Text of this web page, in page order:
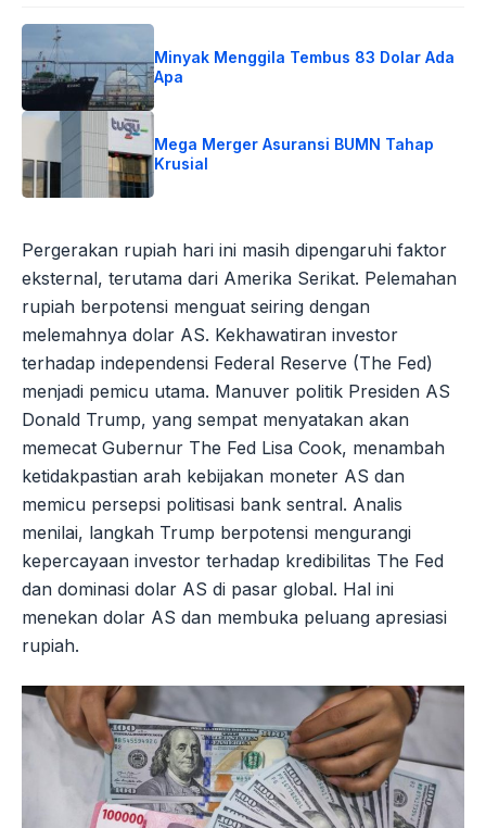
Minyak Menggila Tembus 83 Dolar Ada
Apa
Mega Merger Asuransi BUMN Tahap
Krusial
Pergerakan rupiah hari ini masih dipengaruhi faktor
eksternal, terutama dari Amerika Serikat. Pelemahan
rupiah berpotensi menguat seiring dengan
melemahnya dolar AS. Kekhawatiran investor
terhadap independensi Federal Reserve (The Fed)
menjadi pemicu utama. Manuver politik Presiden AS
Donald Trump, yang sempat menyatakan akan
memecat Gubernur The Fed Lisa Cook, menambah
ketidakpastian arah kebijakan moneter AS dan
memicu persepsi politisasi bank sentral. Analis
menilai, langkah Trump berpotensi mengurangi
kepercayaan investor terhadap kredibilitas The Fed
dan dominasi dolar AS di pasar global. Hal ini
menekan dolar AS dan membuka peluang apresiasi
rupiah.